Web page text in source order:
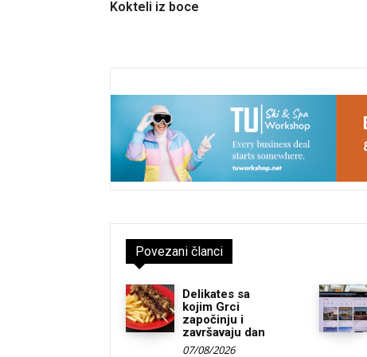
Kokteli iz boce
Povezani članci
Delikates sa
kojim Grci
započinju i
završavaju dan
07/08/2026